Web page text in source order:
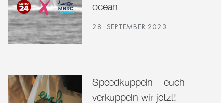
ocean
28. SEPTEMBER 2023
Speedkuppeln – euch
verkuppeln wir jetzt!